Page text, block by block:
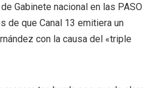
Gabinete nacional en las PASO
de que Canal 13 emitiera un
con la causa del «triple